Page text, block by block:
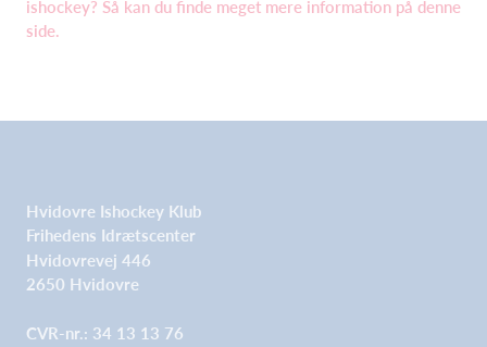
ishockey? Så kan du finde meget mere information på denne
side.
Hvidovre Ishockey Klub
Frihedens Idrætscenter
Hvidovrevej 446
2650 Hvidovre
CVR-nr.: 34 13 13 76